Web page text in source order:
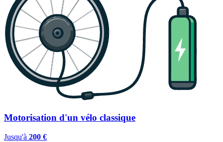
Motorisation d'un vélo classique
Jusqu'à 200 €